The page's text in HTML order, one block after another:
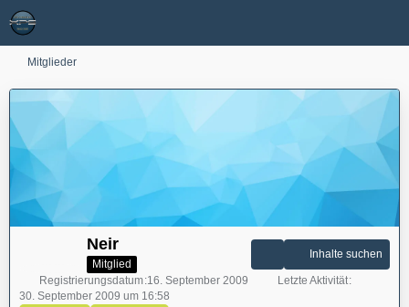
Mitglieder
Neir
Mitglied
Inhalte suchen
Registrierungsdatum 16. September 2009
Letzte Aktivität
30. September 2009 um 16:58